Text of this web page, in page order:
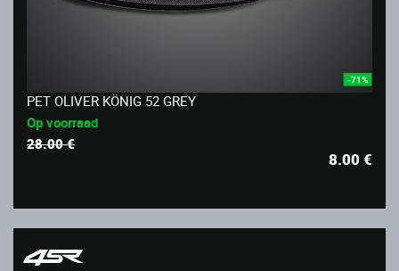
-71%
PET OLIVER KÖNIG 52 GREY
Op voorraad
28.00 €
8.00€